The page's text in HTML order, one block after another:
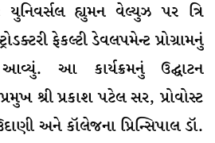
યુનિવર્સલ હ્યુમન વેલ્યુઝ પર ત્રિ
ફેકલ્ટી ડેવલપમેન્ટ પ્રોગ્રામનું
આ કાર્યક્રમનું ઉદ્ઘાટન
શ્રી પ્રકાશ પટેલ સર, પ્રોવોસ્ટ
અને કૉલેજના પ્રિન્સિપાલ ડૉ.